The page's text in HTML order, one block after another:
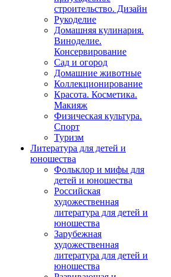
строительство. Дизайн
Рукоделие
Домашняя кулинария.
Виноделие.
Консервирование
Сад и огород
Домашние животные
Коллекционирование
Красота. Косметика.
Макияж
Физическая культура.
Спорт
Туризм
Литература для детей и
юношества
Фольклор и мифы для
детей и юношества
Российская
художественная
литература для детей и
юношества
Зарубежная
художественная
литература для детей и
юношества